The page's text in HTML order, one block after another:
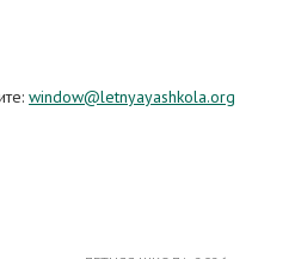
window@letnyayashkola.org